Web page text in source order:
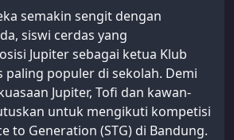
semakin sengit dengan
siswi cerdas yang
Jupiter sebagai ketua Klub
paling populer di sekolah. Demi
Jupiter, Tofi dan kawan-
untuk mengikuti kompetisi
to Generation (STG) di Bandung.